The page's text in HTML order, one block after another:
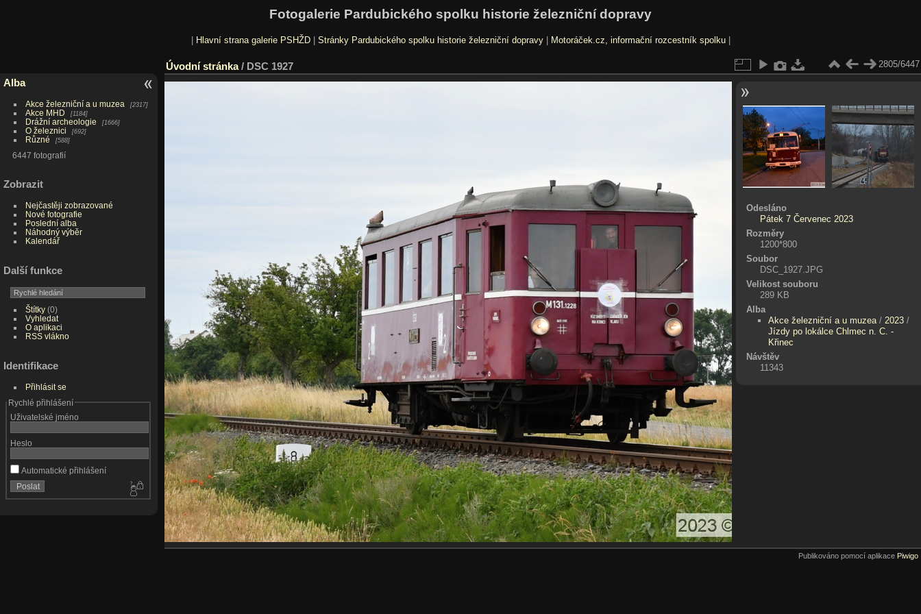
Fotogalerie Pardubického spolku historie železniční dopravy
Hlavní strana galerie PSHŽD| Stránky Pardubického spolku historie železniční dopravy| Motoráček.cz, informační rozcestník spolku|
Alba
Akce železniční a u muzea 2317
Akce MHD 1184
Drážní archeologie 1666
O železnici 692
Různé 588
6447 fotografií
Zobrazit
Nejčastěji zobrazované
Nové fotografie
Poslední alba
Náhodný výběr
Kalendář
Další funkce
Štítky(0)
Vyhledat
O aplikaci
RSS vlákno
Identifikace
Přihlásit se
Rychlé přihlášení
Uživatelské jméno
Heslo
Automatické přihlášení
Úvodní stránka/ DSC 1927 2805/6447
Odesláno
Pátek 7 Červenec 2023
Rozměry
1200*800
Soubor
DSC_1927.JPG
Velikost souboru
289 KB
Alba
Akce železniční a u muzea / 2023 /
Jízdy po lokálce Chlmec n. C. -
Křinec
Návštěv
11343
Publikováno pomocí aplikace Piwigo